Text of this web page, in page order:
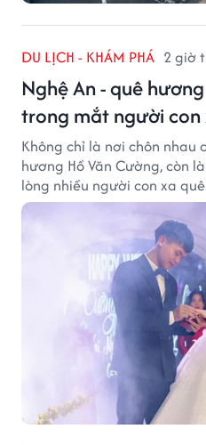
DU LỊCH - KHÁM PHÁ 2 giờ
Nghệ An - quê
trong mắt người con
Không chỉ là nơi chôn nhau
hương Hồ Văn Cường, còn
lòng nhiều người con xa
đến hương vị quê nhà, tất
điều khiến họ luôn mong